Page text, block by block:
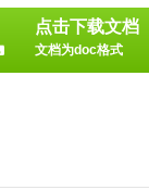
点击下载文档
文档为doc格式